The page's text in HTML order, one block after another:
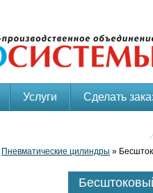
Услуги Сделать
Пневматические цилиндры »